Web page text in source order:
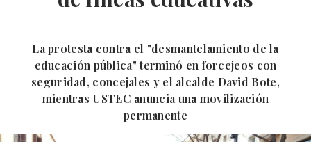
La protesta contra el "desmantelamiento de la
educación pública" terminó en forcejeos con
seguridad, concejales y el alcalde David Bote,
mientras USTEC anuncia una movilización
permanente